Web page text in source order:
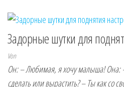
Задорные шутки для
Von
Он: – Любимая, я хочу малыша! Она:
сделать или вырастить? – Ты как со